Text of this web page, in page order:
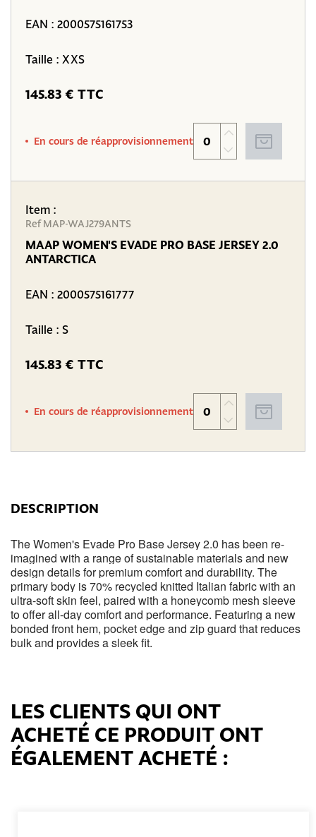
EAN : 2000575161753
Taille : XXS
145.83 € TTC
En cours de réapprovisionnement
Item :
Ref MAP-WAJ279ANTS
MAAP WOMEN'S EVADE PRO BASE JERSEY 2.0
ANTARCTICA
EAN : 2000575161777
Taille : S
145.83 € TTC
En cours de réapprovisionnement
DESCRIPTION
The Women's Evade Pro Base Jersey 2.0 has been re-
imagined with a range of sustainable materials and new
design details for premium comfort and durability. The
primary body is 70% recycled knitted Italian fabric with an
ultra-soft skin feel, paired with a honeycomb mesh sleeve
to offer all-day comfort and performance. Featuring a new
bonded front hem, pocket edge and zip guard that reduces
bulk and provides a sleek fit.
LES CLIENTS QUI ONT
ACHETÉ CE PRODUIT ONT
ÉGALEMENT ACHETÉ :